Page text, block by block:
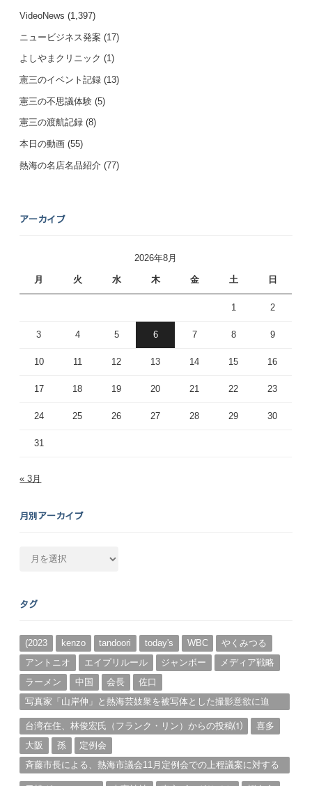
VideoNews (1,397)
ニュービジネス発案 (17)
よしやまクリニック (1)
憲三のイベント記録 (13)
憲三の不思議体験 (5)
憲三の渡航記録 (8)
本日の動画 (55)
熱海の名店名品紹介 (77)
アーカイブ
2026年8月
月 火 水 木 金 土 日
1 2
3 4 5 6 7 8 9
10 11 12 13 14 15 16
17 18 19 20 21 22 23
24 25 26 27 28 29 30
31
« 3月
月別アーカイブ
カ
ブ
タグ
(2023 kenzo tandoori today's WBC
やくみつる
アントニオ
エイプリルール ジャンボー
メディア戦略
ラーメン
中国 会長
佐口
写真家「山岸伸」と熱海芸妓衆を被写体とした撮影意欲に迫
台湾在住、林俊宏氏（フランク・リン）からの投稿⑴
喜多
大阪
孫
定例会
斉藤市長による、熱海市議会11月定例会での上程議案に対する